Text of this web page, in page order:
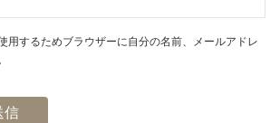
用するためブラウザーに自分の名前、メールアドレ